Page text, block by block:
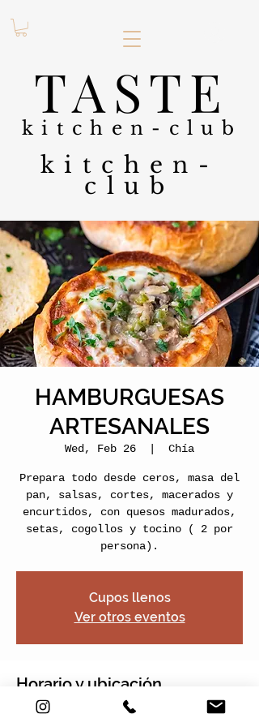
TASTE
kitchen-club
kitchen-
club
HAMBURGUESAS
ARTESANALES
Wed, Feb 26 Chía
Prepara todo desde ceros, masa del
pan, salsas, cortes, macerados y
encurtidos, con quesos madurados,
setas, cogollos y tocino ( 2 por
persona).
Cupos llenos
Ver otros eventos
Horario y ubicación
Feb 26, 2025, 5:00 PM – 7:00 PM